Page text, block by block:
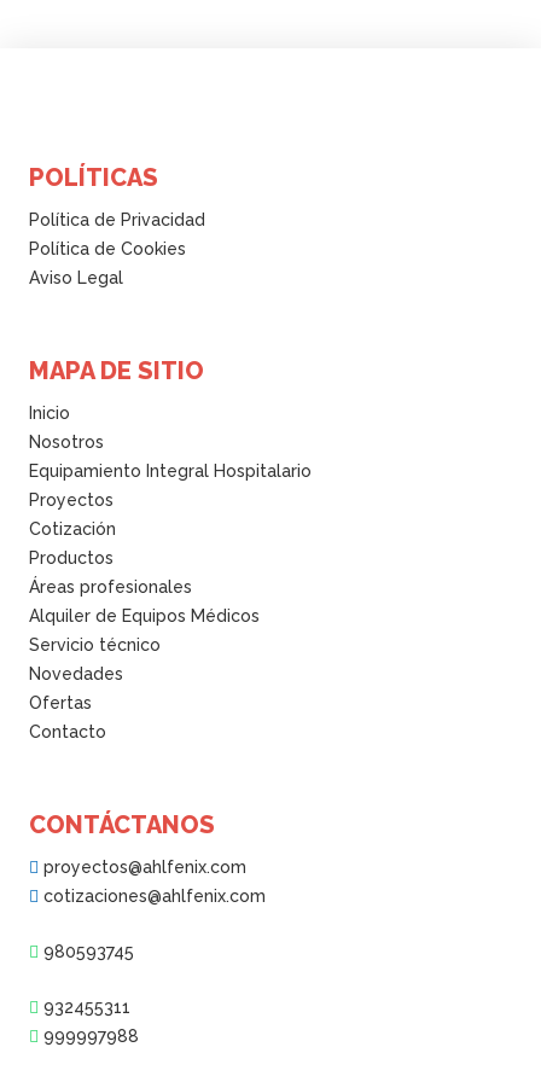
POLÍTICAS
Política de Privacidad
Política de Cookies
Aviso Legal
MAPA DE SITIO
Inicio
Nosotros
Equipamiento Integral Hospitalario
Proyectos
Cotización
Productos
Áreas profesionales
Alquiler de Equipos Médicos
Servicio técnico
Novedades
Ofertas
Contacto
CONTÁCTANOS
proyectos@ahlfenix.com
cotizaciones@ahlfenix.com
980593745
932455311
999997988